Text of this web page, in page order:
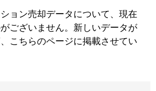
ョン売却データについて、現在
ございません。新しいデータが
こちらのページに掲載させてい